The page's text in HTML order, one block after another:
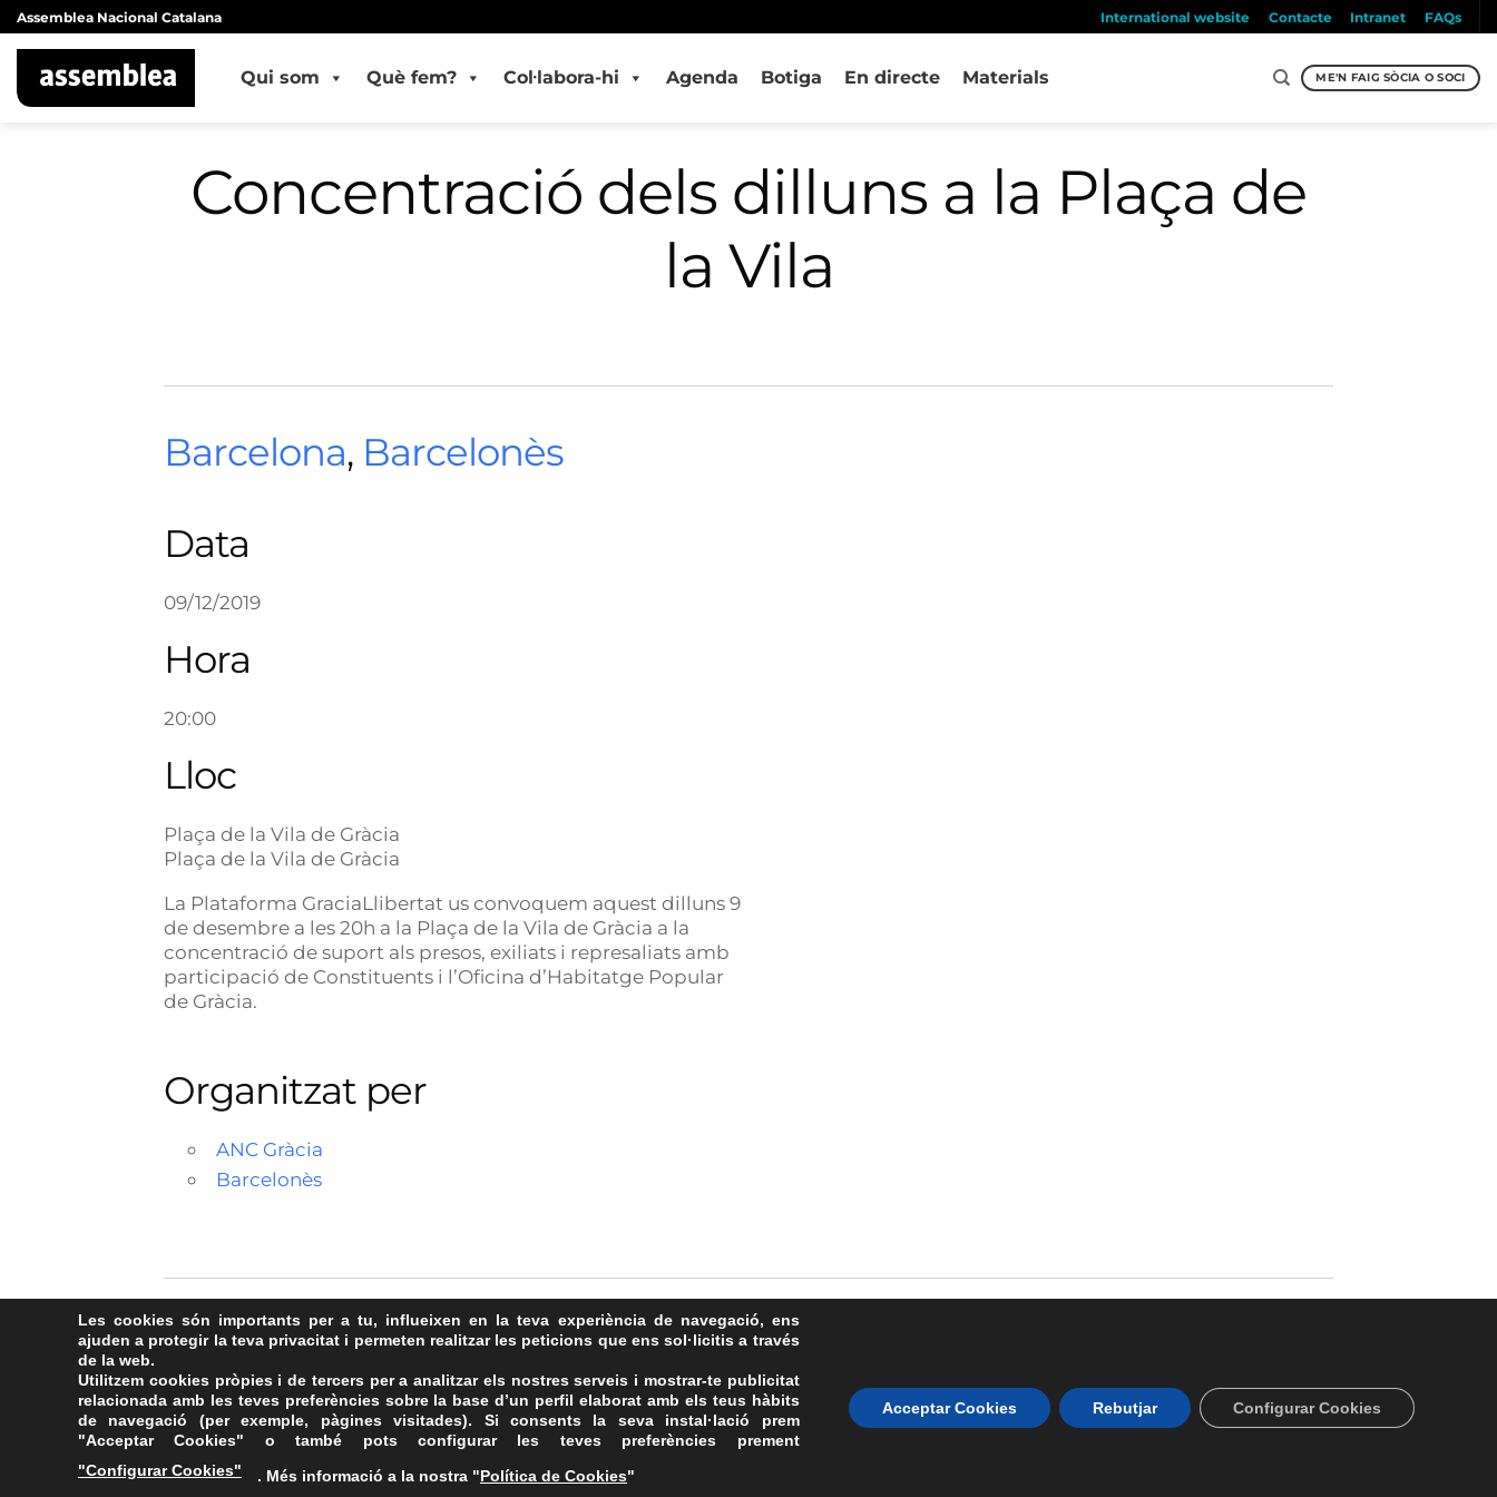
Skip
to
content
Assemblea Nacional Catalana International website Contacte Intranet FAQs
Qui som Què fem? Col·labora-hi Agenda Botiga En directe Materials ME'N FAIG SÒCIA O SOCI
Concentració dels dilluns a la Plaça de
la Vila
Barcelona, Barcelonès
Data
09/12/2019
Hora
20:00
Lloc
Plaça de la Vila de Gràcia
Plaça de la Vila de Gràcia
La Plataforma GraciaLlibertat us convoquem aquest dilluns 9
de desembre a les 20h a la Plaça de la Vila de Gràcia a la
concentració de suport als presos, exiliats i represaliats amb
participació de Constituents i l’Oficina d’Habitatge Popular
de Gràcia.
Organitzat per
ANC Gràcia
Barcelonès
Avís Legal·Política de Privacitat·Política de Cookies·FAQs
ASSEMBLEA NACIONAL CATALANA
Les cookies són importants per a tu, influeixen en la teva experiència de navegació, ens
ajuden a protegir la teva privacitat i permeten realitzar les peticions que ens sol·licitis a través
de la web.
Utilitzem cookies pròpies i de tercers per a analitzar els nostres serveis i mostrar-te publicitat
relacionada amb les teves preferències sobre la base d’un perfil elaborat amb els teus hàbits
de navegació (per exemple, pàgines visitades). Si consents la seva instal·lació prem
"Acceptar Cookies" o també pots configurar les teves preferències prement
"Configurar Cookies"
. Més informació a la nostra "Política de Cookies"
Acceptar Cookies Rebutjar Configurar Cookies